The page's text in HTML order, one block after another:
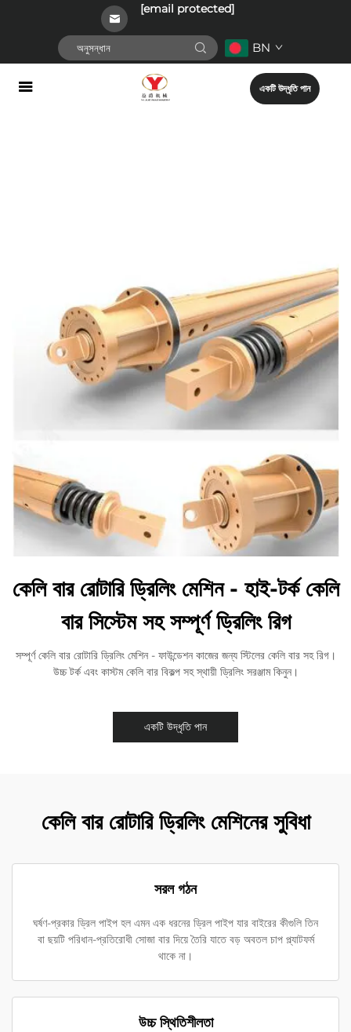
[email protected]
BN
একটি উদ্ধৃতি পান
কেলি বার রোটারি ড্রিলিং মেশিন - হাই-টর্ক কেলি
বার সিস্টেম সহ সম্পূর্ণ ড্রিলিং রিগ
সম্পূর্ণ কেলি বার রোটারি ড্রিলিং মেশিন - ফাউন্ডেশন কাজের জন্য স্টিলের কেলি বার সহ রিগ।
উচ্চ টর্ক এবং কাস্টম কেলি বার বিকল্প সহ স্থায়ী ড্রিলিং সরঞ্জাম কিনুন।
একটি উদ্ধৃতি পান
কেলি বার রোটারি ড্রিলিং মেশিনের সুবিধা
সরল গঠন
ঘর্ষণ-প্রকার ড্রিল পাইপ হল এমন এক ধরনের ড্রিল পাইপ যার বাইরের কীগুলি তিন
বা ছয়টি পরিধান-প্রতিরোধী সোজা বার দিয়ে তৈরি যাতে বড় অবতল চাপ প্ল্যাটফর্ম
থাকে না।
উচ্চ স্থিতিশীলতা